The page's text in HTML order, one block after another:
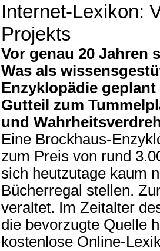
Internet-Lexikon:
Projekts
Vor genau 20 Jahren
Was als
Enzyklopädie
Gutteil zum
und
Eine Brockhaus-
zum Preis von rund
sich heutzutage kaum
Bücherregal stellen.
veraltet. Im Zeitalter
die bevorzugte Quelle
kostenlose Online-